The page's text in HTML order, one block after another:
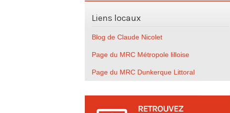
Liens locaux
Blog de Claude Nicolet
Page du MRC Métropole lilloise
Page du MRC Dunkerque Littoral